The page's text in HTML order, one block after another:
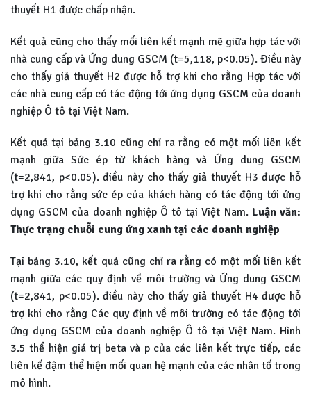
thuyết H1 được chấp nhận.
Kết quả cũng cho thấy mối liên kết mạnh mẽ giữa hợp tác với
nhà cung cấp và Ứng dung GSCM (t=5,118, p<0.05). Điều này
cho thấy giả thuyết H2 được hỗ trợ khi cho rằng Hợp tác với
các nhà cung cấp có tác động tới ứng dụng GSCM của doanh
nghiệp Ô tô tại Việt Nam.
Kết quả tại bảng 3.10 cũng chỉ ra rằng có một mối liên kết
mạnh giữa Sức ép từ khách hàng và Ứng dung GSCM
(t=2,841, p<0.05). điều này cho thấy giả thuyết H3 được hỗ
trợ khi cho rằng sức ép của khách hàng có tác động tới ứng
dụng GSCM của doanh nghiệp Ô tô tại Việt Nam. Luận văn:
Thực trạng chuỗi cung ứng xanh tại các doanh nghiệp
Tại bảng 3.10, kết quả cũng chỉ ra rằng có một mối liên kết
mạnh giữa các quy định về môi trường và Ứng dung GSCM
(t=2,841, p<0.05). điều này cho thấy giả thuyết H4 được hỗ
trợ khi cho rằng Các quy định về môi trường có tác động tới
ứng dụng GSCM của doanh nghiệp Ô tô tại Việt Nam. Hình
3.5 thể hiện giá trị beta và p của các liên kết trực tiếp, các
liên kế đậm thể hiện mối quan hệ mạnh của các nhân tố trong
mô hình.